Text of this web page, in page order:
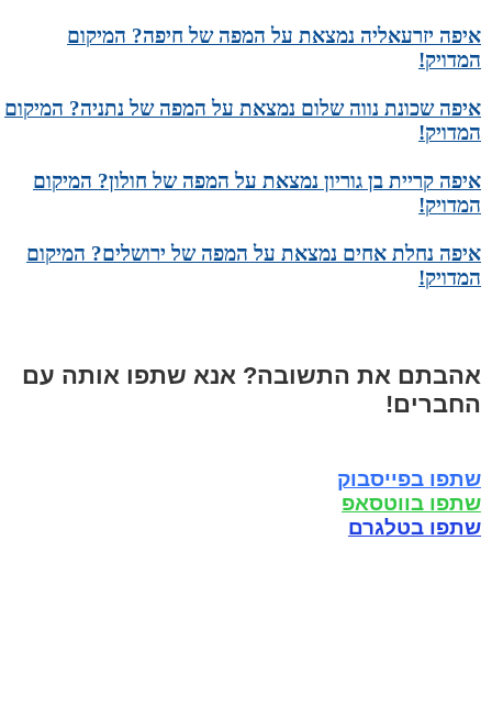
איפה יזרעאליה נמצאת על המפה של חיפה? המיקום
המדויק!
איפה שכונת נווה שלום נמצאת על המפה של נתניה? המיקום
המדויק!
איפה קריית בן גוריון נמצאת על המפה של חולון? המיקום
המדויק!
איפה נחלת אחים נמצאת על המפה של ירושלים? המיקום
המדויק!
אהבתם את התשובה? אנא שתפו אותה עם
החברים!
שתפו בפייסבוק
שתפו בווטסאפ
שתפו בטלגרם